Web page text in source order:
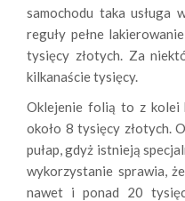
samochodu taka usługa
reguły pełne
tysięcy złotych. Za
kilkanaście tysięcy.
Oklejenie folią to z kolei
około 8 tysięcy złotych.
pułap, gdyż istnieją
wykorzystanie sprawia,
nawet i ponad 20